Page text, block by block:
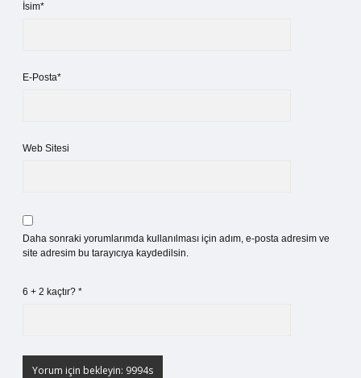
İsim*
E-Posta*
Web Sitesi
Daha sonraki yorumlarımda kullanılması için adım, e-posta adresim ve
site adresim bu tarayıcıya kaydedilsin.
6 + 2 kaçtır? *